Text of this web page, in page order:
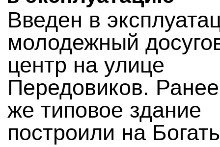
Введен в
молодежный
центр на улице
Передовиков.
же типовое здание
построили на